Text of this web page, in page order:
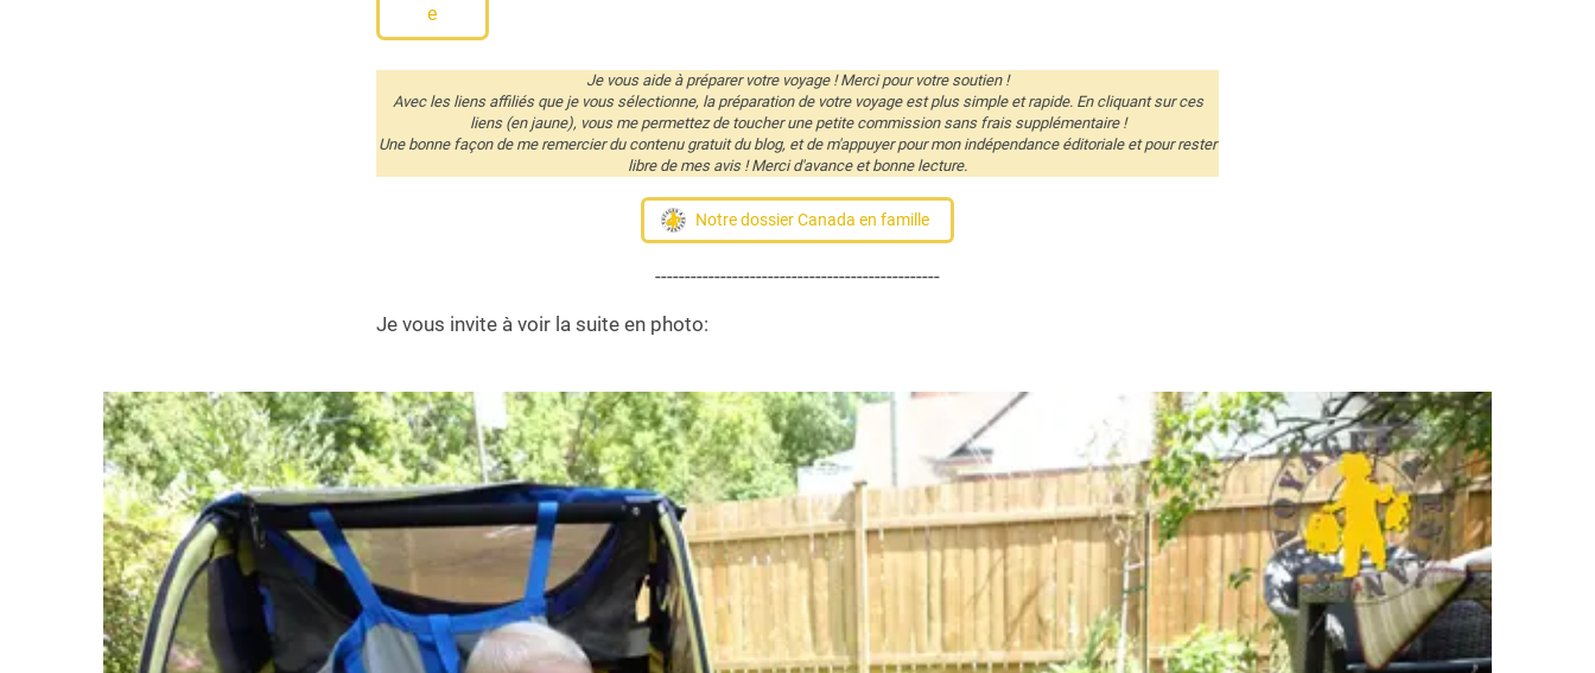
e
Je vous aide à préparer votre voyage ! Merci pour votre soutien !
Avec les liens affiliés que je vous sélectionne, la préparation de votre voyage est plus simple et rapide. En cliquant sur ces
liens (en jaune), vous me permettez de toucher une petite commission sans frais supplémentaire !
Une bonne façon de me remercier du contenu gratuit du blog, et de m'appuyer pour mon indépendance éditoriale et pour rester
libre de mes avis ! Merci d'avance et bonne lecture.
Notre dossier Canada en famille
------------------------------------------------
Je vous invite à voir la suite en photo: